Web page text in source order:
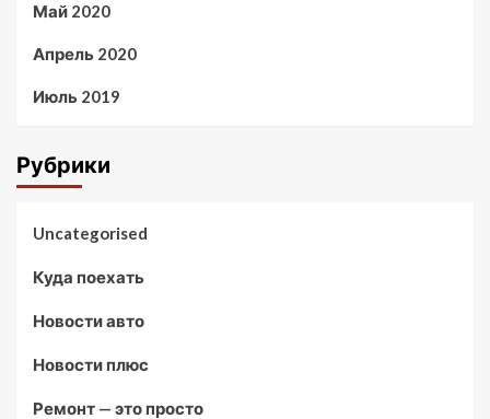
Май 2020
Апрель 2020
Июль 2019
Рубрики
Uncategorised
Куда поехать
Новости авто
Новости плюс
Ремонт — это просто